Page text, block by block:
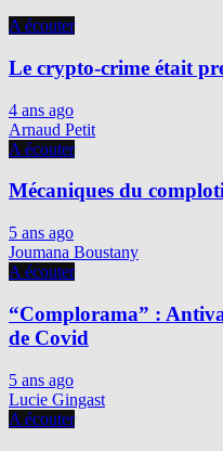
A écouter
Le crypto-crime était
4 ans ago
Arnaud Petit
A écouter
Mécaniques du
5 ans ago
Joumana Boustany
A écouter
“Complorama” :
de Covid
5 ans ago
Lucie Gingast
A écouter